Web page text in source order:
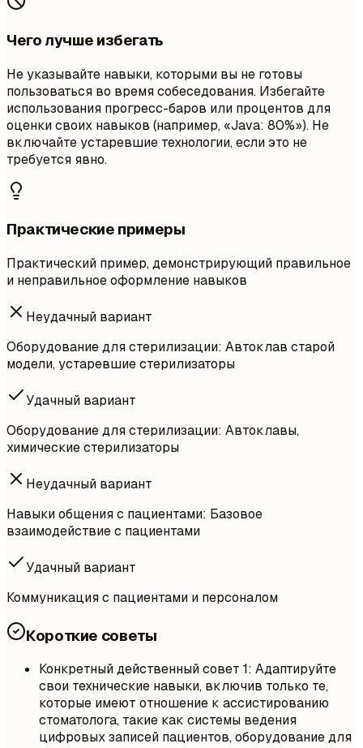
Чего лучше избегать
Не указывайте навыки, которыми вы не готовы
пользоваться во время собеседования. Избегайте
использования прогресс-баров или процентов для
оценки своих навыков (например, «Java: 80%»). Не
включайте устаревшие технологии, если это не
требуется явно.
Практические примеры
Практический пример, демонстрирующий правильное
и неправильное оформление навыков
Неудачный вариант
Оборудование для стерилизации: Автоклав старой
модели, устаревшие стерилизаторы
Удачный вариант
Оборудование для стерилизации: Автоклавы,
химические стерилизаторы
Неудачный вариант
Навыки общения с пациентами: Базовое
взаимодействие с пациентами
Удачный вариант
Коммуникация с пациентами и персоналом
Короткие советы
Конкретный действенный совет 1: Адаптируйте
свои технические навыки, включив только те,
которые имеют отношение к ассистированию
стоматолога, такие как системы ведения
цифровых записей пациентов, оборудование для